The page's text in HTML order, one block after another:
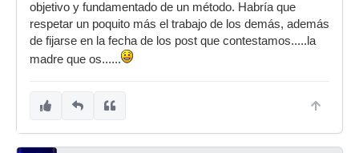
objetivo y fundamentado de un método. Habría que
respetar un poquito más el trabajo de los demás, además
de fijarse en la fecha de los post que contestamos.....la
madre que os......